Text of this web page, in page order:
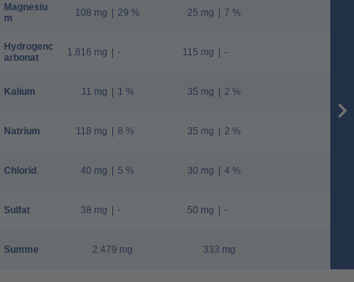
Magnesiu
m
Hydrogenc
arbonat
Kalium
Natrium
Chlorid
Sulfat
Summe
108 mg | 29 %
1.816 mg | -
11 mg | 1 %
118 mg | 8 %
40 mg | 5 %
38 mg | -
2.479 mg
25 mg | 7 %
115 mg | -
35 mg | 2 %
35 mg | 2 %
30 mg | 4 %
50 mg | -
333 mg